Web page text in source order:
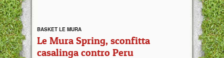
BASKET LE MURA
Le Mura Spring, sconfitta
casalinga contro Peru